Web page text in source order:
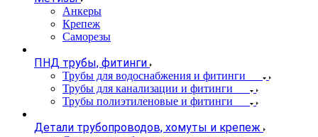
Анкеры
Крепеж
Саморезы
ПНД трубы, фитинги
Трубы для водоснабжения и фитинги
Трубы для канализации и фитинги
Трубы полиэтиленовые и фитинги
Детали трубопроводов, хомуты и крепеж